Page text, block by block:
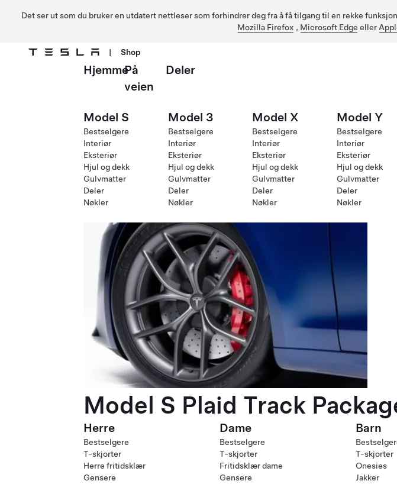
Det ser ut som du bruker en utdatert nettleser som forhindrer deg fra å få tilgang til en rekke
Mozilla Firefox , Microsoft Edge eller
| Shop
HjemmePå
veien
Deler
Model S
Bestselgere
Interiør
Eksteriør
Hjul og dekk
Gulvmatter
Deler
Nøkler
Model 3
Bestselgere
Interiør
Eksteriør
Hjul og dekk
Gulvmatter
Deler
Nøkler
Model X
Bestselgere
Interiør
Eksteriør
Hjul og dekk
Gulvmatter
Deler
Nøkler
Model Y
Bestselgere
Interiør
Eksteriør
Hjul og dekk
Gulvmatter
Deler
Nøkler
Model S Plaid Track
Herre
Bestselgere
T-skjorter
Herre fritidsklær
Gensere
Dame
Bestselgere
T-skjorter
Fritidsklær dame
Gensere
Barn
T-skjorter
Onesies
Jakker